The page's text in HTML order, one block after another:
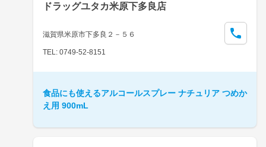
ドラッグユタカ米原下多良店
滋賀県米原市下多良２－５６
TEL: 0749-52-8151
食品にも使えるアルコールスプレー ナチュリア つめか
え用 900mL